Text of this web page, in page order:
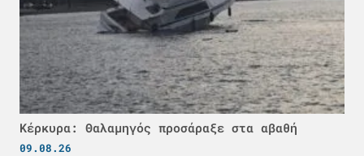
Κέρκυρα: Θαλαμηγός προσάραξε στα αβαθή
09.08.26